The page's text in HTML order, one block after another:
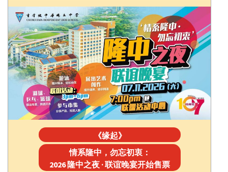
《缘起》
情系隆中，勿忘初衷：
2026 隆中之夜 · 联谊晚宴开始售票